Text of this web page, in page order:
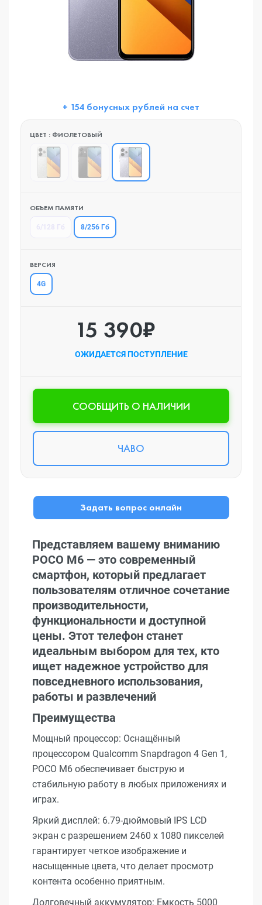
+ 154 бонусных рублей на счет
ЦВЕТ : ФИОЛЕТОВЫЙ
ОБЪЕМ ПАМЯТИ
8/256 Гб
ВЕРСИЯ
4G
15 390₽
ОЖИДАЕТСЯ ПОСТУПЛЕНИЕ
CООБЩИТЬ О НАЛИЧИИ
ЧАВО
Задать вопрос онлайн
Представляем вашему вниманию
POCO M6 — это современный
смартфон, который предлагает
пользователям отличное сочетание
производительности,
функциональности и доступной
цены. Этот телефон станет
идеальным выбором для тех, кто
ищет надежное устройство для
повседневного использования,
работы и развлечений
Преимущества
Мощный процессор: Оснащённый
процессором Qualcomm Snapdragon 4 Gen 1,
POCO M6 обеспечивает быструю и
стабильную работу в любых приложениях и
играх.
Яркий дисплей: 6.79-дюймовый IPS LCD
экран с разрешением 2460 x 1080 пикселей
гарантирует четкое изображение и
насыщенные цвета, что делает просмотр
контента особенно приятным.
Долговечный аккумулятор: Емкость 5000